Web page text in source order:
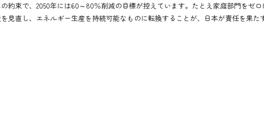
の約束で、2050年には60～80％削減の目標が控えています。たとえ家庭部門をゼロ
見直し、エネルギー生産を持続可能なものに転換することが、日本が責任を果た